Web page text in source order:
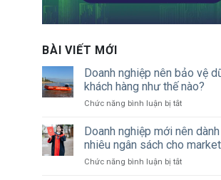
BÀI VIẾT MỚI
Doanh nghiệp nên bảo vệ
khách hàng như thế nào?
Chức năng bình luận bị tắtở
nghiệp
bảo
vệ
Doanh nghiệp mới nên
nhiêu ngân sách cho
Chức năng bình luận bị tắtở